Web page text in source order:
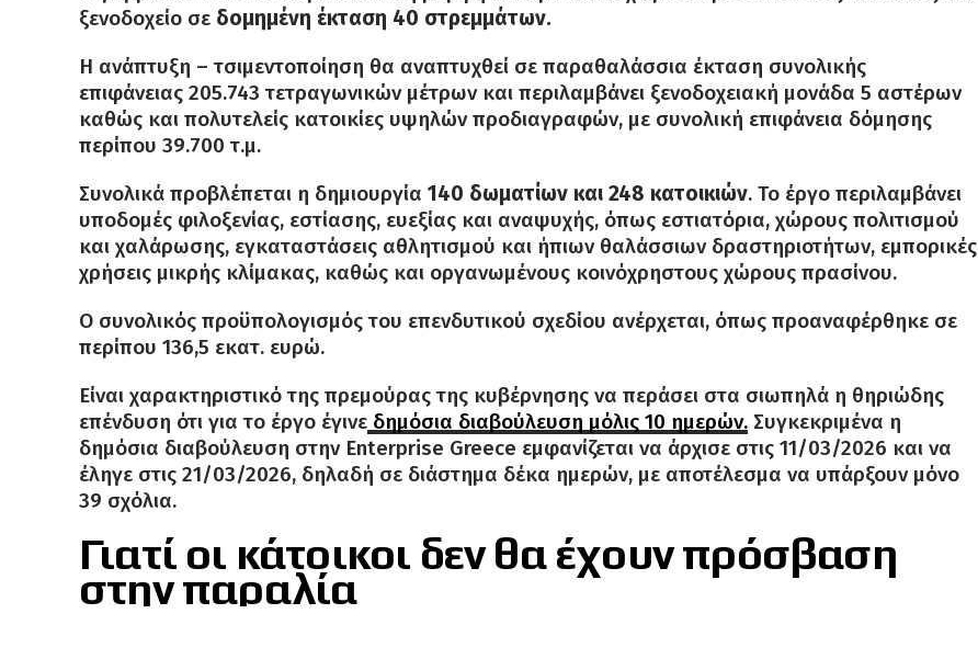
ξενοδοχείο σε δομημένη έκταση 40 στρεμμάτων.
Η ανάπτυξη – τσιμεντοποίηση θα αναπτυχθεί σε παραθαλάσσια έκταση συνολικής
επιφάνειας 205.743 τετραγωνικών μέτρων και περιλαμβάνει ξενοδοχειακή μονάδα 5 αστέρων
καθώς και πολυτελείς κατοικίες υψηλών προδιαγραφών, με συνολική επιφάνεια δόμησης
περίπου 39.700 τ.μ.
Συνολικά προβλέπεται η δημιουργία 140 δωματίων και 248 κατοικιών. Το έργο περιλαμβάνει
υποδομές φιλοξενίας, εστίασης, ευεξίας και αναψυχής, όπως εστιατόρια, χώρους πολιτισμού
και χαλάρωσης, εγκαταστάσεις αθλητισμού και ήπιων θαλάσσιων δραστηριοτήτων, εμπορικές
χρήσεις μικρής κλίμακας, καθώς και οργανωμένους κοινόχρηστους χώρους πρασίνου.
O συνολικός προϋπολογισμός του επενδυτικού σχεδίου ανέρχεται, όπως προαναφέρθηκε σε
περίπου 136,5 εκατ. ευρώ.
Είναι χαρακτηριστικό της πρεμούρας της κυβέρνησης να περάσει στα σιωπηλά η θηριώδης
επένδυση ότι για το έργο έγινε δημόσια διαβούλευση μόλις 10 ημερών. Συγκεκριμένα η
δημόσια διαβούλευση στην Enterprise Greece εμφανίζεται να άρχισε στις 11/03/2026 και να
έληγε στις 21/03/2026, δηλαδή σε διάστημα δέκα ημερών, με αποτέλεσμα να υπάρξουν μόνο
39 σχόλια.
Γιατί οι κάτοικοι δεν θα έχουν πρόσβαση
στην παραλία